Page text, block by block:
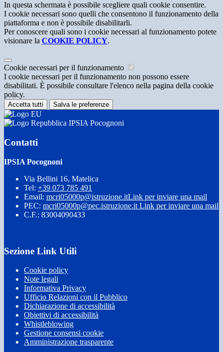
In questa schermata è possibile scegliere quali cookie consentire.
I cookie necessari sono quelli che consentono il funzionamento della
piattaforma e non è possibile disabilitarli.
Per conoscere quali sono i cookie necessari al funzionamento potete
visionare la COOKIE POLICY.
Cookie necessari per il funzionamento
I cookie necessari per il funzionamento non possono essere
disabilitati. È possibile consultare l'elenco nella pagina della cookie
policy.
Accetta tutti Salva le preferenze
IPSIA Pocognoni
Contatti
IPSIA Pocognoni
Via Bellini 16, Matelica
Tel: +39 073 785 491
Email: mcri05000p@istruzione.itLink per inviare una mail
PEC: mcri05000p@pec.istruzione.it Link per inviare una mail
C.F.: 83004090433
Sezione Link Utili
Cookie policy
Note legali
Informativa Privacy
Ufficio Relazioni con il Pubblico
Dichiarazione di accessibilità
Obiettivi di accessibilità
Whistleblowing
Gestione consensi cookie
Amministrazione trasparente